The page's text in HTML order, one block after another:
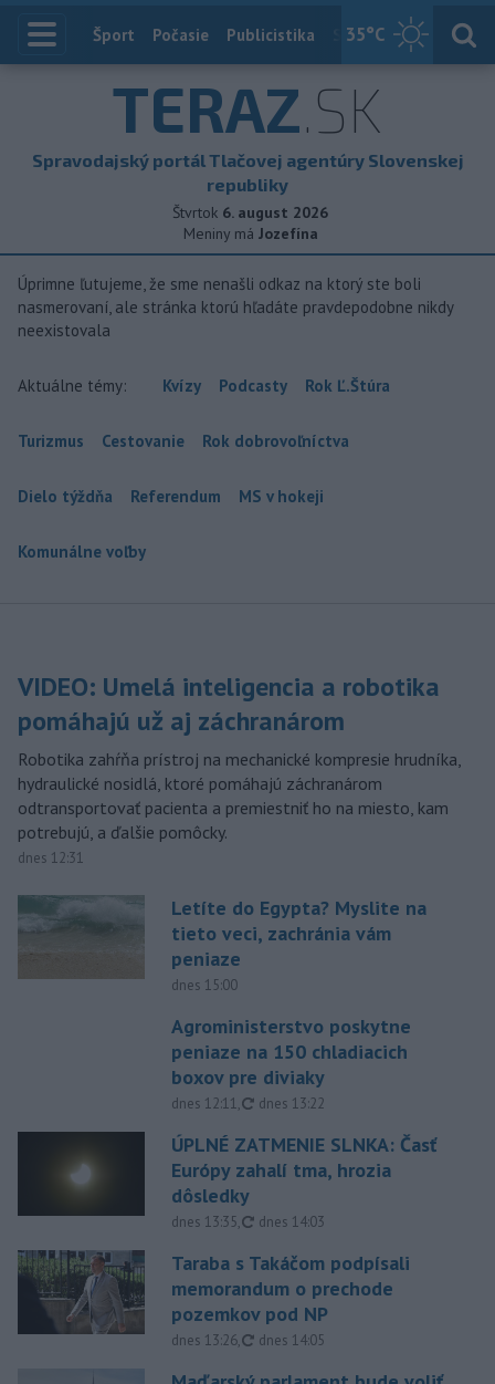
35°C
Index
Šport Počasie Publicistika Slovensko
TERAZ.SK
Spravodajský portál Tlačovej agentúry Slovenskej
republiky
Štvrtok 6. august 2026
Meniny má Jozefína
Úprimne ľutujeme, že sme nenašli odkaz na ktorý ste boli
nasmerovaní, ale stránka ktorú hľadáte pravdepodobne nikdy
neexistovala
Aktuálne témy: Kvízy Podcasty Rok Ľ.Štúra
Turizmus Cestovanie Rok dobrovoľníctva
Dielo týždňa Referendum MS v hokeji
Komunálne voľby
VIDEO: Umelá inteligencia a robotika
pomáhajú už aj záchranárom
Robotika zahŕňa prístroj na mechanické kompresie hrudníka,
hydraulické nosidlá, ktoré pomáhajú záchranárom
odtransportovať pacienta a premiestniť ho na miesto, kam
potrebujú, a ďalšie pomôcky.
dnes 12:31
Letíte do Egypta? Myslite na
tieto veci, zachránia vám
peniaze
dnes 15:00
Agroministerstvo poskytne
peniaze na 150 chladiacich
boxov pre diviaky
dnes 12:11, aktualizované
dnes 13:22
ÚPLNÉ ZATMENIE SLNKA: Časť
Európy zahalí tma, hrozia
dôsledky
dnes 13:35, aktualizované
dnes 14:03
Taraba s Takáčom podpísali
memorandum o prechode
pozemkov pod NP
dnes 13:26, aktualizované
dnes 14:05